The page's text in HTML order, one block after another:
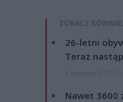
ZOBACZ
26-letni
Teraz
Nawet 3600